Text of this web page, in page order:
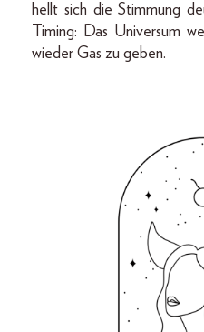
hellt sich die Stimmung
Timing: Das Universum
wieder Gas zu geben.